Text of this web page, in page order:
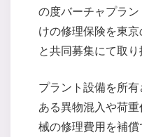
の度バーチャプラ
けの修理保険を東
と共同募集にて取り
プラント設備を所
ある異物混入や荷
械の修理費用を補